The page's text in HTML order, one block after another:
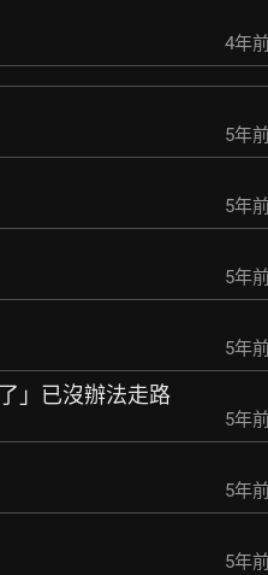
4年
5年
5年
5年
5年
」已沒辦法走路
5年
5年
5年